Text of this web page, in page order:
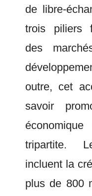
de libre-
trois piliers
des
outre, cet
savoir
tripartite.
incluent la
plus de 800